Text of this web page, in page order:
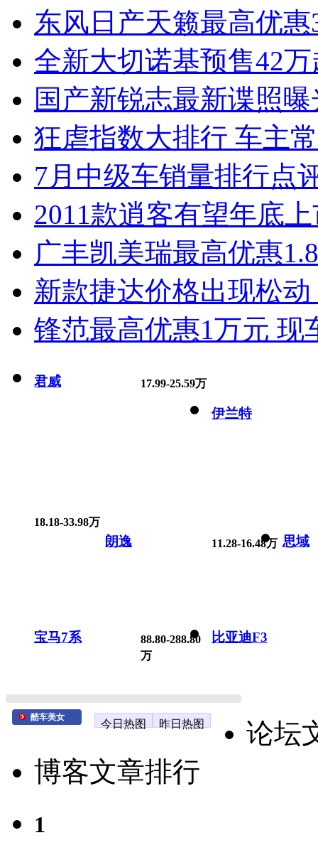
东风日产天籁最高优
全新大切诺基预售42
国产新锐志最新谍照
狂虐指数大排行 车主
7月中级车销量排行点
2011款逍客有望年底
广丰凯美瑞最高优惠
新款捷达价格出现松
锋范最高优惠1万元 现
君威 17.99-25.59万
伊兰特
18.18-33.98万
朗逸 11.28-16.48万 思域
宝马7系
88.80-288.80
万
比亚迪F3
酷车美女
今日热图 昨日热图
论坛
博客文章排行
1